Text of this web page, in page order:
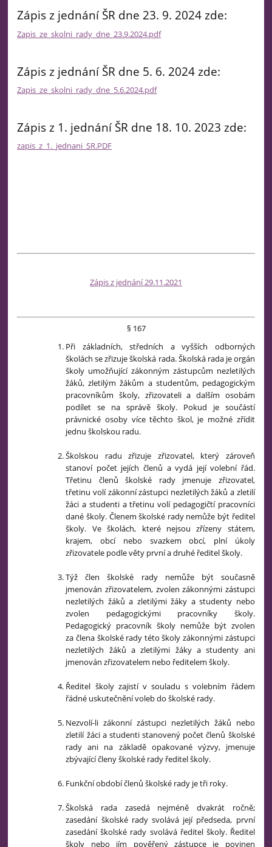
Zápis z jednání ŠR dne 23. 9. 2024 zde:
Zapis_ze_skolni_rady_dne_23.9.2024.pdf
Zápis z jednání ŠR dne 5. 6. 2024 zde:
Zapis_ze_skolni_rady_dne_5.6.2024.pdf
Zápis z 1. jednání ŠR dne 18. 10. 2023 zde:
zapis_z_1._jednani_SR.PDF
Zápis z jednání 29.11.2021
§ 167
Při základních, středních a vyšších odborných
školách se zřizuje školská rada. Školská rada je orgán
školy umožňující zákonným zástupcům nezletilých
žáků, zletilým žákům a studentům, pedagogickým
pracovníkům školy, zřizovateli a dalším osobám
podílet se na správě školy. Pokud je součástí
právnické osoby více těchto škol, je možné zřídit
jednu školskou radu.
Školskou radu zřizuje zřizovatel, který zároveň
stanoví počet jejích členů a vydá její volební řád.
Třetinu členů školské rady jmenuje zřizovatel,
třetinu volí zákonní zástupci nezletilých žáků a zletilí
žáci a studenti a třetinu volí pedagogičtí pracovníci
dané školy. Členem školské rady nemůže být ředitel
školy. Ve školách, které nejsou zřízeny státem,
krajem, obcí nebo svazkem obcí, plní úkoly
zřizovatele podle věty první a druhé ředitel školy.
Týž člen školské rady nemůže být současně
jmenován zřizovatelem, zvolen zákonnými zástupci
nezletilých žáků a zletilými žáky a studenty nebo
zvolen pedagogickými pracovníky školy.
Pedagogický pracovník školy nemůže být zvolen
za člena školské rady této školy zákonnými zástupci
nezletilých žáků a zletilými žáky a studenty ani
jmenován zřizovatelem nebo ředitelem školy.
Ředitel školy zajistí v souladu s volebním řádem
řádné uskutečnění voleb do školské rady.
Nezvolí-li zákonní zástupci nezletilých žáků nebo
zletilí žáci a studenti stanovený počet členů školské
rady ani na základě opakované výzvy, jmenuje
zbývající členy školské rady ředitel školy.
Funkční období členů školské rady je tři roky.
Školská rada zasedá nejméně dvakrát ročně;
zasedání školské rady svolává její předseda, první
zasedání školské rady svolává ředitel školy. Ředitel
školy nebo jím pověřený zástupce je povinen